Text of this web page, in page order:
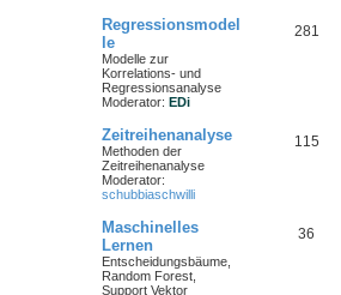
Regressionsmodel
le
Modelle zur
Korrelations- und
Regressionsanalyse
Moderator: EDi
281
Zeitreihenanalyse
Methoden der
Zeitreihenanalyse
Moderator:
schubbiaschwilli
115
Maschinelles
Lernen
Entscheidungsbäume,
Random Forest,
Support Vektor
36